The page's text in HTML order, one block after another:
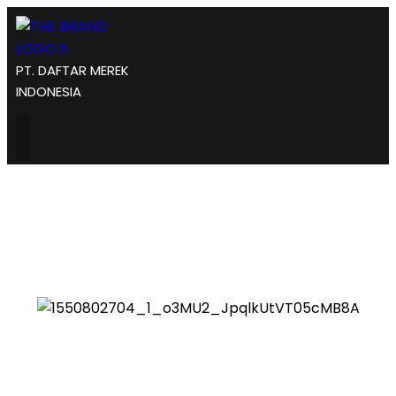
PT. DAFTAR MEREK
INDONESIA